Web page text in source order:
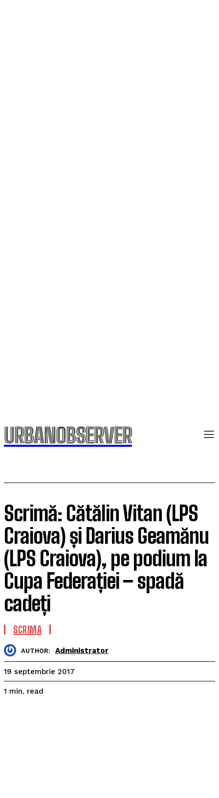
URBANOBSERVER
Scrimă: Cătălin Vitan (LPS
Craiova) și Darius Geamănu
(LPS Craiova), pe podium la
Cupa Federației – spadă
cadeți
SCRIMA
AUTHOR: Administrator
19 septembrie 2017
1 min. read